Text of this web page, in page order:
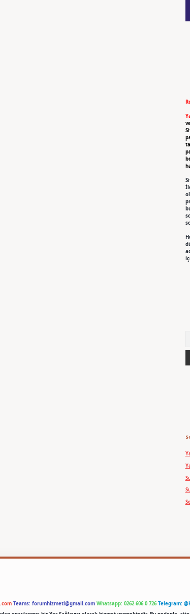
Teams: forumhizmeti@gmail.com Whatsapp: 0262 606 0 726 Telegram: